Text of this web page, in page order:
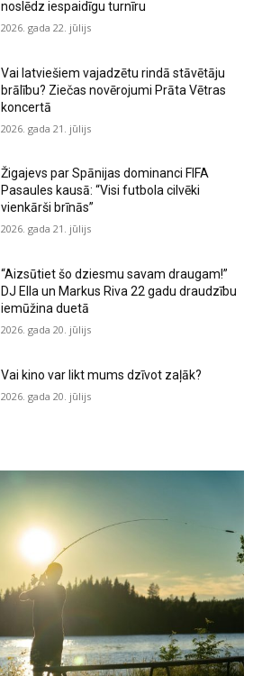
noslēdz iespaidīgu turnīru
2026. gada 22. jūlijs
Vai latviešiem vajadzētu rindā stāvētāju
brālību? Ziečas novērojumi Prāta Vētras
koncertā
2026. gada 21. jūlijs
Žigajevs par Spānijas dominanci FIFA
Pasaules kausā: “Visi futbola cilvēki
vienkārši brīnās”
2026. gada 21. jūlijs
“Aizsūtiet šo dziesmu savam draugam!”
DJ Ella un Markus Riva 22 gadu draudzību
iemūžina duetā
2026. gada 20. jūlijs
Vai kino var likt mums dzīvot zaļāk?
2026. gada 20. jūlijs